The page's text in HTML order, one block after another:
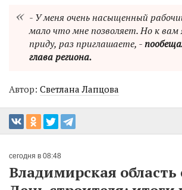
- У меня очень насыщенный
мало что мне позволяет. Но к вам
приду, раз приглашаете, -
глава региона.
Автор: Светлана Лапцова
сегодня в 08:48
Владимирская область